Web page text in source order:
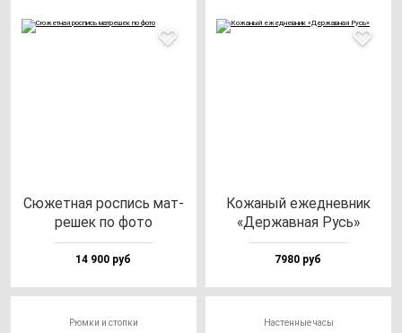
Сюжет­ная рос­пись мат­
ре­шек по фо­то
14 900 руб
Кожа­ный ежед­нев­ник
«Дер­жав­ная Русь»
7980 руб
Рюмки и стопки Настенные часы